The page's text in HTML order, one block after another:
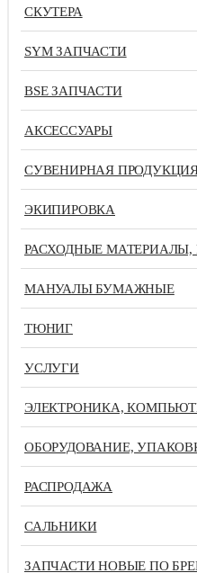
СКУТЕРА
SYM ЗАПЧАСТИ
BSE ЗАПЧАСТИ
АКСЕССУАРЫ
СУВЕНИРНАЯ
ЭКИПИРОВКА
РАСХОДНЫЕ МАТЕРИАЛЫ,
МАНУАЛЫ БУМАЖНЫЕ
ТЮНИГ
УСЛУГИ
ЭЛЕКТРОНИКА,
ОБОРУДОВАНИЕ,
РАСПРОДАЖА
САЛЬНИКИ
ЗАПЧАСТИ НОВЫЕ ПО